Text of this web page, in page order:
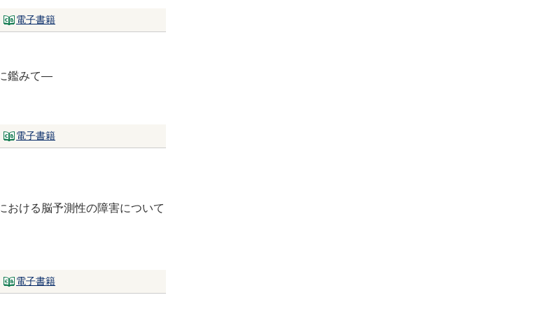
電子書籍
鑑みて―
電子書籍
おける脳予測性の障害について
電子書籍